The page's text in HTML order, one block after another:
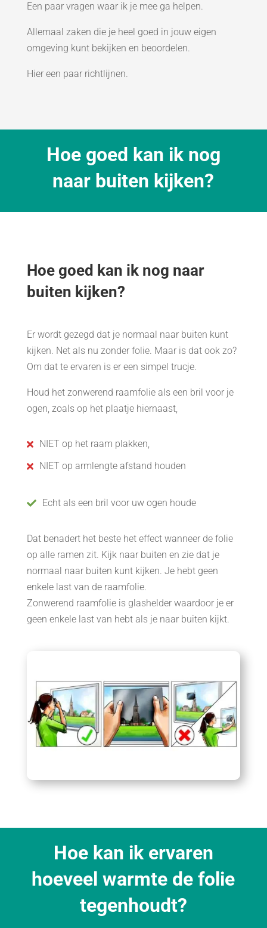
Een paar vragen waar ik je mee ga helpen.
Allemaal zaken die je heel goed in jouw eigen
omgeving kunt bekijken en beoordelen.
Hier een paar richtlijnen.
Hoe goed kan ik nog
naar buiten kijken?
Hoe goed kan ik nog naar
buiten kijken?
Er wordt gezegd dat je normaal naar buiten kunt
kijken. Net als nu zonder folie. Maar is dat ook zo?
Om dat te ervaren is er een simpel trucje.
Houd het zonwerend raamfolie als een bril voor je
ogen, zoals op het plaatje hiernaast,
 NIET op het raam plakken,
 NIET op armlengte afstand houden
 Echt als een bril voor uw ogen houde
Dat benadert het beste het effect wanneer de folie
op alle ramen zit. Kijk naar buiten en zie dat je
normaal naar buiten kunt kijken. Je hebt geen
enkele last van de raamfolie.
Zonwerend raamfolie is glashelder waardoor je er
geen enkele last van hebt als je naar buiten kijkt.
Hoe kan ik ervaren
hoeveel warmte de folie
tegenhoudt?